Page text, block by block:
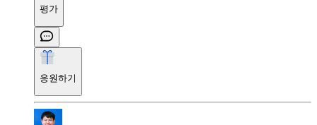
평가
응원하기